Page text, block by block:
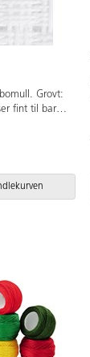
Grovt:
fint til barn